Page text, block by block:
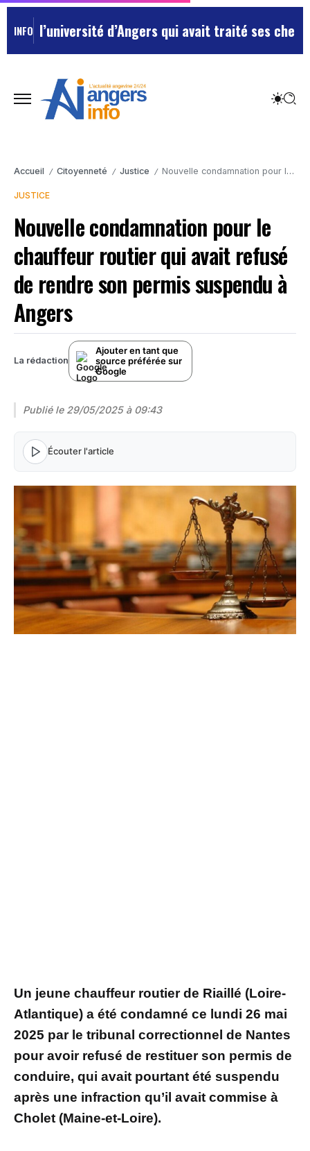
INFO d’Angers qui avait traité ses chefs de
Accueil / Citoyenneté / Justice / Nouvelle condamnation pour le chauffeur routier qui avait refusé de rendre son permis suspendu à Angers
JUSTICE
Nouvelle condamnation pour le
chauffeur routier qui avait refusé
de rendre son permis suspendu à
Angers
La rédaction
Ajouter en tant que
source préférée sur
Google
Publié le 29/05/2025 à 09:43
Écouter l'article
Un jeune chauffeur routier de Riaillé (Loire-
Atlantique) a été condamné ce lundi 26 mai
2025 par le tribunal correctionnel de Nantes
pour avoir refusé de restituer son permis de
conduire, qui avait pourtant été suspendu
après une infraction qu’il avait commise à
Cholet (Maine-et-Loire).